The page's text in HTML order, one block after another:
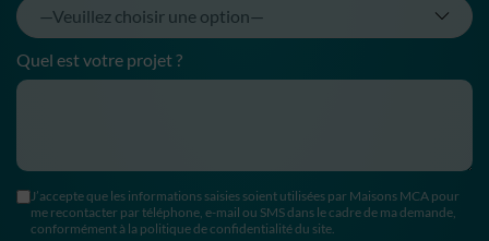
Quel est votre projet ?
J’accepte que les informations saisies soient utilisées par Maisons MCA pour
me recontacter par téléphone, e-mail ou SMS dans le cadre de ma demande,
conformément à la politique de confidentialité du site.